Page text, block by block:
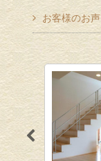
お客様のお声